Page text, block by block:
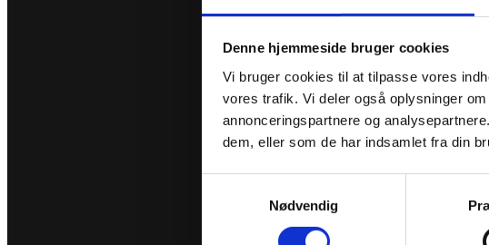
Denne hjemmeside bruger cookies
Vi bruger cookies til at tilpasse vores
vores trafik. Vi deler også oplysninger
annonceringspartnere og
dem, eller som de har indsamlet fra din
Nødvendig